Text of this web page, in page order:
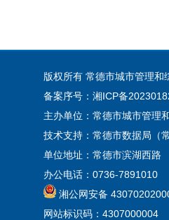
版权所有 常德市城市管理和
备案序号：湘ICP备
主办单位：常德市城市管理
技术支持：常德市数据局（
单位地址：常德市滨湖西路
办公电话：0736-7891010
湘公网安备
网站标识码：4307000004